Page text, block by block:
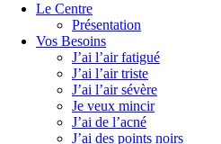
Le Centre
Présentation
Vos Besoins
J’ai l’air fatigué
J’ai l’air triste
J’ai l’air sévère
Je veux mincir
J’ai de l’acné
J’ai des points noirs